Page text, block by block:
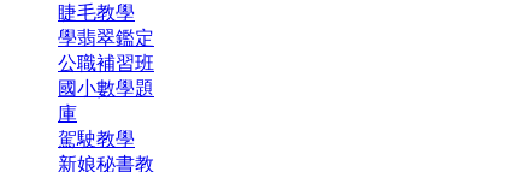
睫毛教學
學翡翠鑑定
公職補習班
國小數學題
庫
駕駛教學
新娘秘書教